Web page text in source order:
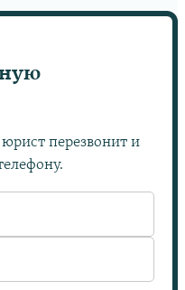
перезвонит и